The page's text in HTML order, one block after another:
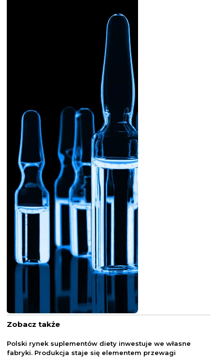
Zobacz także
Polski rynek suplementów diety inwestuje we własne
fabryki. Produkcja staje się elementem przewagi